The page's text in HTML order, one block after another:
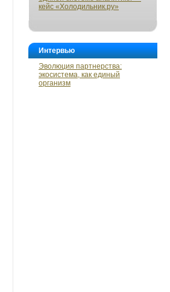
кейс «Холодильник.ру»
Интервью
Эволюция партнерства:
экосистема, как единый
организм